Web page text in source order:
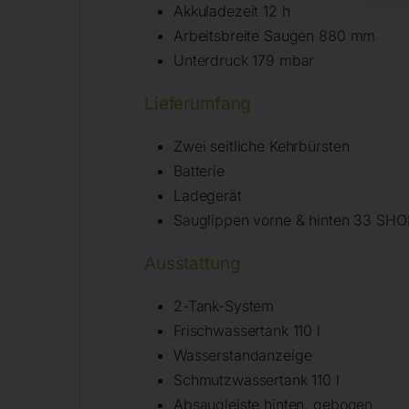
Akkuladezeit 12 h
Arbeitsbreite Saugen 880 mm
Unterdruck 179 mbar
Lieferumfang
Zwei seitliche Kehrbürsten
Batterie
Ladegerät
Sauglippen vorne & hinten 33
Ausstattung
2-Tank-System
Frischwassertank 110 l
Wasserstandanzeige
Schmutzwassertank 110 l
Absaugleiste hinten, gebogen